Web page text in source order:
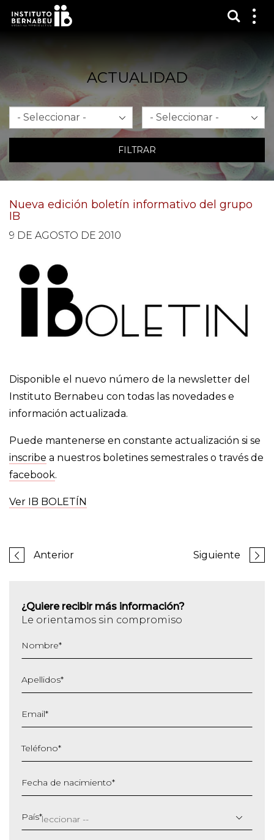
ACTUALIDAD
Mes Año
FILTRAR
Nueva edición boletín informativo del grupo
IB
9 DE AGOSTO DE 2010
Disponible el nuevo número de la newsletter del
Instituto Bernabeu con todas las novedades e
información actualizada.
Puede mantenerse en constante actualización si se
inscribe a nuestros boletines semestrales o través de
facebook.
Ver IB BOLETÍN
Anterior Siguiente
¿Quiere recibir más información?
Le orientamos sin compromiso
Nombre*
Apellidos*
Email*
Teléfono*
Fecha de nacimiento*
barra
MM
País*